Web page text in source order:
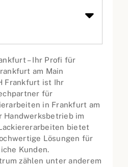
– Ihr Profi für
am Main
Frankfurt ist Ihr
für
in Frankfurt am
Handwerksbetrieb im
bietet
Lösungen für
Kunden.
zählen unter anderem